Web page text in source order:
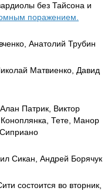
без Тайсона и
поражением.
Анатолий Трубин
Матвиенко, Давид
Патрик, Виктор
Тете, Манор
Сикан, Андрей Борячук
состоится во вторник,